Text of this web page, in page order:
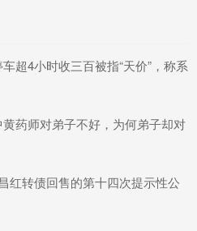
超4小时收三百被指“天价”，称系
药师对弟子不好，为何弟子却对
红转债回售的第十四次提示性公